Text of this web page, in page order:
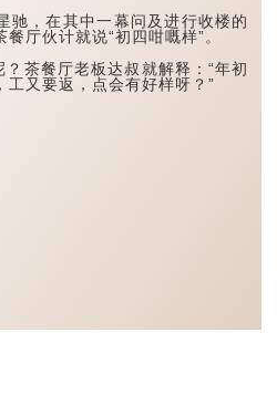
，在其中一幕问及进行收楼的
厅伙计就说“初四咁嘅样”。
茶餐厅老板达叔就解释：“年初
工又要返，点会有好样呀？”